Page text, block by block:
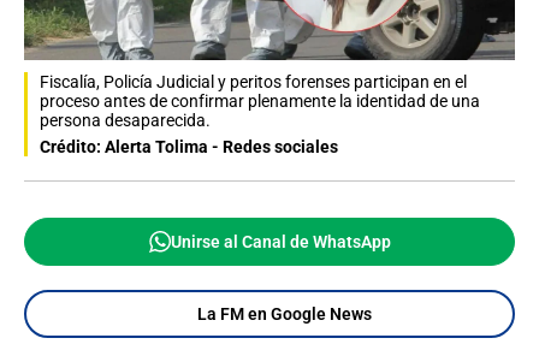
Fiscalía, Policía Judicial y peritos forenses participan en el
proceso antes de confirmar plenamente la identidad de una
persona desaparecida.
Crédito: Alerta Tolima - Redes sociales
Unirse al Canal de WhatsApp
La FM en Google News